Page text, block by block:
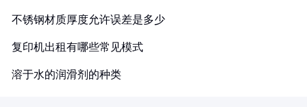
不锈钢材质厚度允许误差是多少
复印机出租有哪些常见模式
溶于水的润滑剂的种类